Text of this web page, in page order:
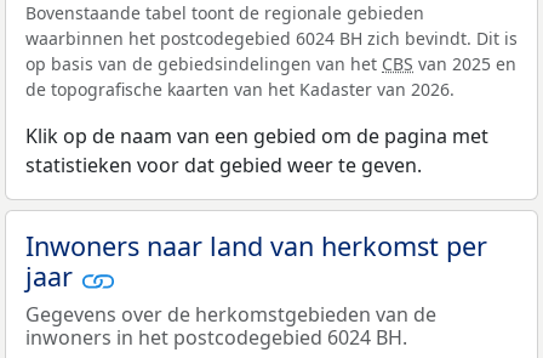
Bovenstaande tabel toont de regionale gebieden
waarbinnen het postcodegebied 6024 BH zich bevindt. Dit is
op basis van de gebiedsindelingen van het CBS van 2025 en
de topografische kaarten van het Kadaster van 2026.
Klik op de naam van een gebied om de pagina met
statistieken voor dat gebied weer te geven.
Inwoners naar land van herkomst per
jaar
Gegevens over de herkomstgebieden van de
inwoners in het postcodegebied 6024 BH.